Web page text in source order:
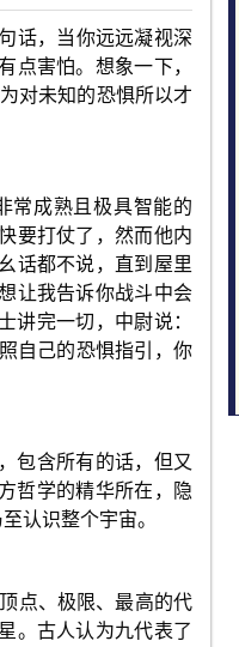
话，当你远远凝视深
点害怕。想象一下，
对未知的恐惧所以才
常成熟且极具智能的
要打仗了，然而他内
话都不说，直到屋里
让我告诉你战斗中会
讲完一切，中尉说：
自己的恐惧指引，你
包含所有的话，但又
哲学的精华所在，隐
认识整个宇宙。
点、极限、最高的代
。古人认为九代表了